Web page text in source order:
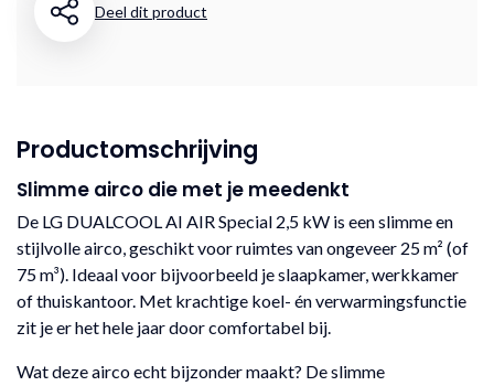
Deel dit product
Productomschrijving
Slimme airco die met je meedenkt
De LG DUALCOOL AI AIR Special 2,5 kW is een slimme en
stijlvolle airco, geschikt voor ruimtes van ongeveer 25 m² (of
75 m³). Ideaal voor bijvoorbeeld je slaapkamer, werkkamer
of thuiskantoor. Met krachtige koel- én verwarmingsfunctie
zit je er het hele jaar door comfortabel bij.
Wat deze airco echt bijzonder maakt? De slimme